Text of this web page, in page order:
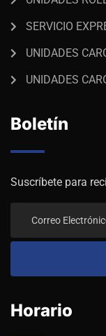
SERVICIO
UNIDADES
UNIDADES
Boletín
Suscríbete para
Horario